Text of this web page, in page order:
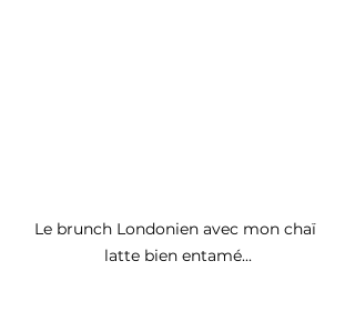
Le brunch Londonien avec mon chaï
latte bien entamé...